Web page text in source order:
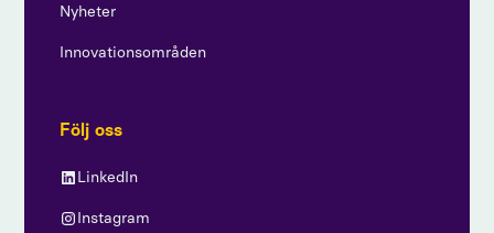
Nyheter
Innovationsområden
Följ oss
LinkedIn
Instagram